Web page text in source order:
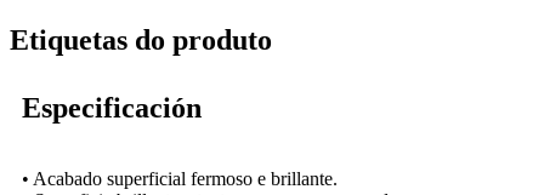
Etiquetas do produto
Especificación
• Acabado superficial fermoso e brillante.